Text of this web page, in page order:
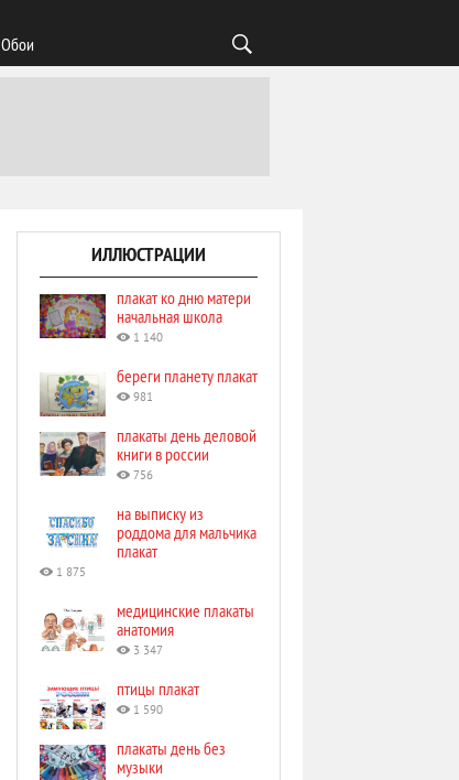
Обои
ИЛЛЮСТРАЦИИ
плакат ко дню матери
начальная школа
1 140
береги планету плакат
981
плакаты день деловой
книги в россии
756
на выписку из
роддома для мальчика
плакат
1 875
медицинские плакаты
анатомия
3 347
птицы плакат
1 590
плакаты день без
музыки